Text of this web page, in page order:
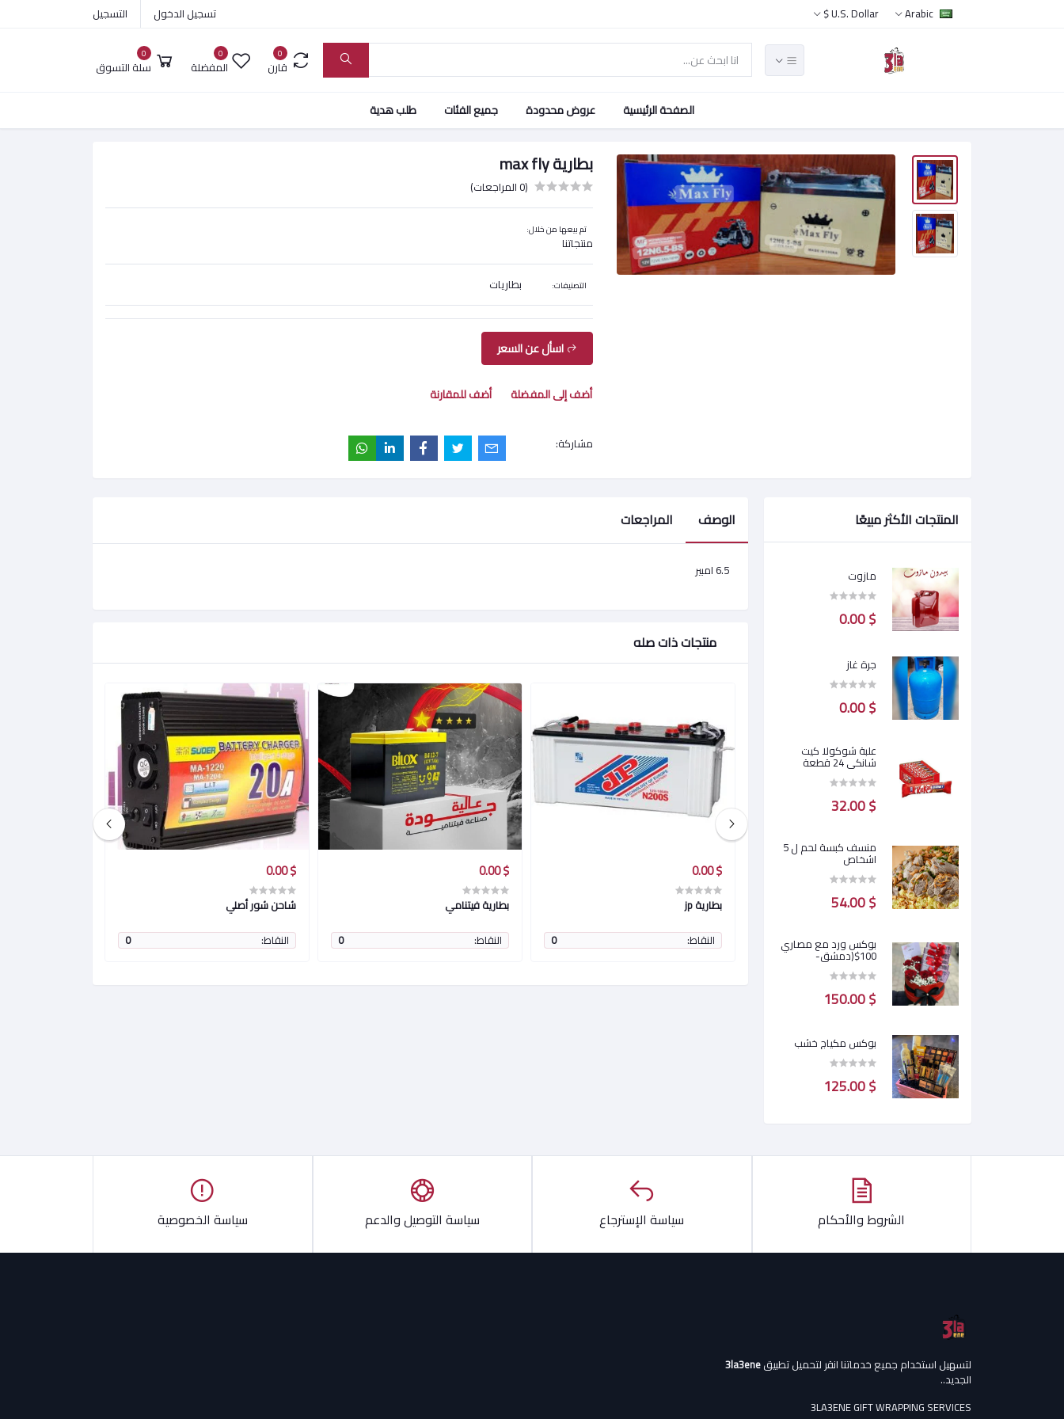
Arabic
U.S. Dollar $ تسجيل الدخول التسجيل
0
قارن
0
المفضلة
0
سلة التسوق
الصفحة الرئيسية عروض محدودة جميع الفئات طلب هدية
بطارية max fly
(0 المراجعات)
تم بيعها من خلال:
منتجاتنا
التصنيفات: بطاريات
اسأل عن السعر
أضف إلى المفضلة أضف للمقارنة
مشاركة:
المنتجات الأكثر مبيعًا
مازوت
$ 0.00
جرة غاز
$ 0.00
علبة شوكولا كيت
شانكي 24 قطعة
$ 32.00
منسف كبسة لحم ل 5
اشخاص
$ 54.00
بوكس ورد مع مصاري
100$(دمشق-
محافظات)
$ 150.00
بوكس مكياج خشب
$ 125.00
الوصف المراجعات
6.5 امبير
منتجات ذات صله
$ 0.00
بطارية سولر
النقاط:
$ 0.00
بطارية jp
النقاط:
0
$ 0.00
بطارية فيتنامي
النقاط:
0
$ 0.00
شاحن شور أصلي
النقاط:
0
الشروط والأحكام سياسة الإسترجاع سياسة التوصيل والدعم سياسة الخصوصية
لتسهيل استخدام جميع خدماتنا انقر لتحميل تطبيق3la3ene
الجديد..
3LA3ENE GIFT WRAPPING SERVICES